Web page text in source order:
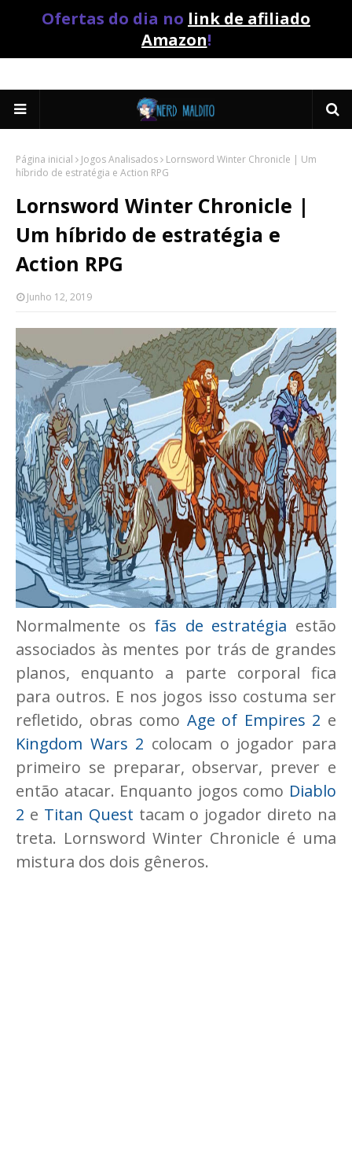
Ofertas do dia no link de afiliado
Amazon!
Página inicial Jogos Analisados
Lornsword Winter Chronicle | Um
híbrido de estratégia e Action RPG
Lornsword Winter Chronicle |
Um híbrido de estratégia e
Action RPG
Junho 12, 2019
Normalmente os fãs de estratégia estão
associados às mentes por trás de grandes
planos, enquanto a parte corporal fica
para outros. E nos jogos isso costuma ser
refletido, obras como Age of Empires 2 e
Kingdom Wars 2 colocam o jogador para
primeiro se preparar, observar, prever e
então atacar. Enquanto jogos como Diablo
2 e Titan Quest tacam o jogador direto na
treta. Lornsword Winter Chronicle é uma
mistura dos dois gêneros.